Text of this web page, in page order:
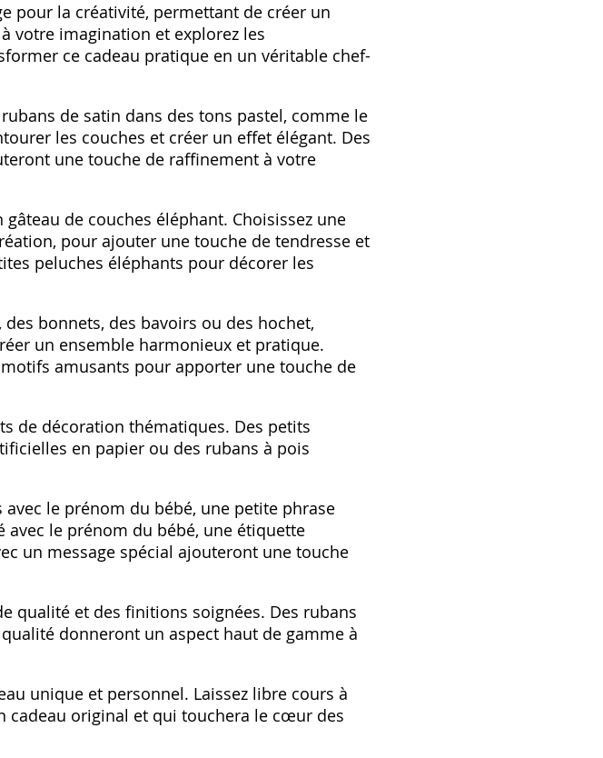
pour la créativité, permettant de créer un
votre imagination et explorez les
ce cadeau pratique en un véritable chef-
de satin dans des tons pastel, comme le
les couches et créer un effet élégant. Des
une touche de raffinement à votre
de couches éléphant. Choisissez une
pour ajouter une touche de tendresse et
peluches éléphants pour décorer les
bonnets, des bavoirs ou des hochet,
un ensemble harmonieux et pratique.
amusants pour apporter une touche de
de décoration thématiques. Des petits
en papier ou des rubans à pois
le prénom du bébé, une petite phrase
le prénom du bébé, une étiquette
un message spécial ajouteront une touche
qualité et des finitions soignées. Des rubans
donneront un aspect haut de gamme à
unique et personnel. Laissez libre cours à
cadeau original et qui touchera le cœur des